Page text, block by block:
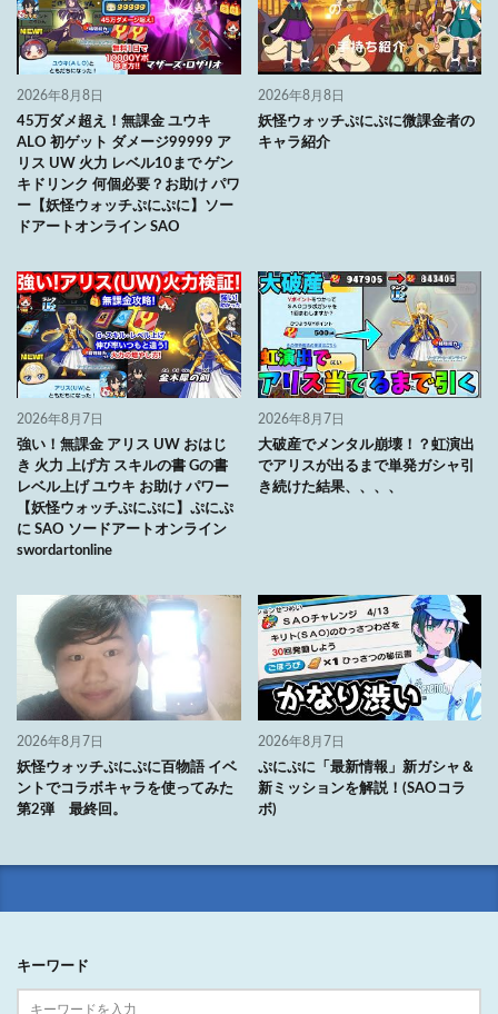
2026年8月8日
45万ダメ超え！無課金 ユウキ
ALO 初ゲット ダメージ99999 ア
リス UW 火力 レベル10まで ゲン
キドリンク 何個必要？お助け パワ
ー【妖怪ウォッチぷにぷに】ソー
ドアートオンライン SAO
2026年8月8日
妖怪ウォッチぷにぷに微課金者の
キャラ紹介
2026年8月7日
強い！無課金 アリス UW おはじ
き 火力 上げ方 スキルの書 Gの書
レベル上げ ユウキ お助け パワー
【妖怪ウォッチぷにぷに】ぷにぷ
に SAO ソードアートオンライン
swordartonline
2026年8月7日
大破産でメンタル崩壊！？虹演出
でアリスが出るまで単発ガシャ引
き続けた結果、、、、
2026年8月7日
妖怪ウォッチぷにぷに百物語 イベ
ントでコラボキャラを使ってみた
第2弾 最終回。
2026年8月7日
ぷにぷに「最新情報」新ガシャ＆
新ミッションを解説！(SAOコラ
ボ)
キーワード